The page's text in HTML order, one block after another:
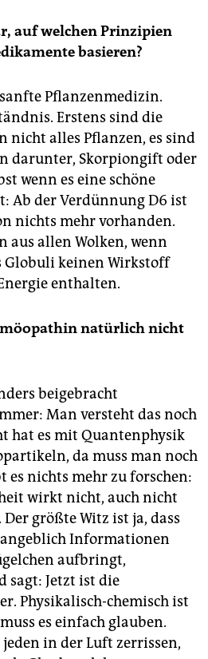
auf welchen Prinzipien
basieren?
Pflanzenmedizin.
Erstens sind die
nicht alles Pflanzen, es sind
darunter, Skorpiongift oder
wenn es eine schöne
Ab der Verdünnung D6 ist
nichts mehr vorhanden.
aus allen Wolken, wenn
Globuli keinen Wirkstoff
enthalten.
natürlich nicht
beigebracht
Man versteht das noch
hat es mit Quantenphysik
da muss man noch
es nichts mehr zu forschen:
wirkt nicht, auch nicht
größte Witz ist ja, dass
angeblich Informationen
aufbringt,
sagt: Jetzt ist die
Physikalisch-chemisch ist
es einfach glauben.
in der Luft zerrissen,